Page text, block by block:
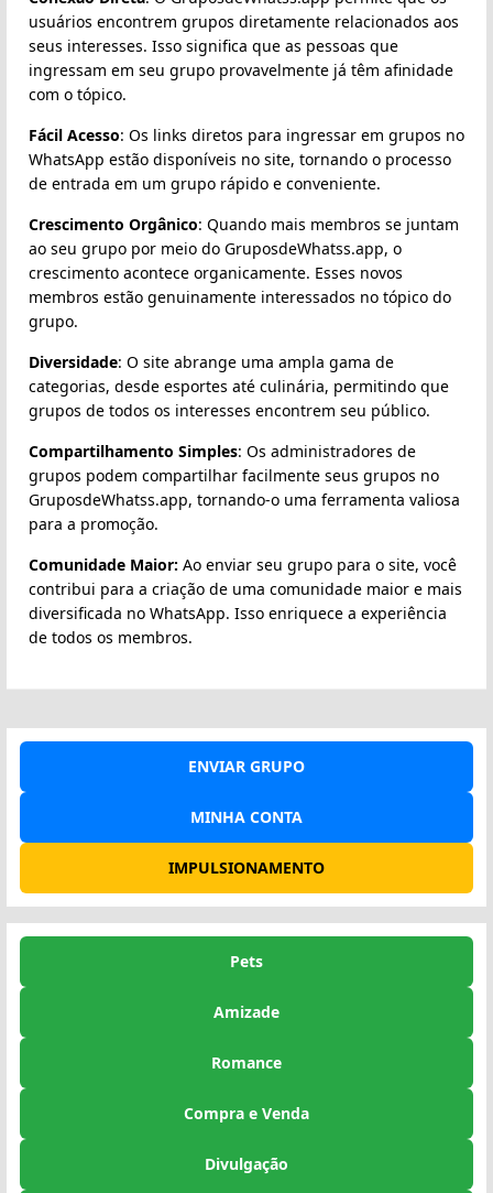
usuários encontrem grupos diretamente relacionados aos
seus interesses. Isso significa que as pessoas que
ingressam em seu grupo provavelmente já têm afinidade
com o tópico.
Fácil Acesso: Os links diretos para ingressar em grupos no
WhatsApp estão disponíveis no site, tornando o processo
de entrada em um grupo rápido e conveniente.
Crescimento Orgânico: Quando mais membros se juntam
ao seu grupo por meio do GruposdeWhatss.app, o
crescimento acontece organicamente. Esses novos
membros estão genuinamente interessados no tópico do
grupo.
Diversidade: O site abrange uma ampla gama de
categorias, desde esportes até culinária, permitindo que
grupos de todos os interesses encontrem seu público.
Compartilhamento Simples: Os administradores de
grupos podem compartilhar facilmente seus grupos no
GruposdeWhatss.app, tornando-o uma ferramenta valiosa
para a promoção.
Comunidade Maior: Ao enviar seu grupo para o site, você
contribui para a criação de uma comunidade maior e mais
diversificada no WhatsApp. Isso enriquece a experiência
de todos os membros.
ENVIAR GRUPO
MINHA CONTA
IMPULSIONAMENTO
Pets
Amizade
Romance
Compra e Venda
Divulgação